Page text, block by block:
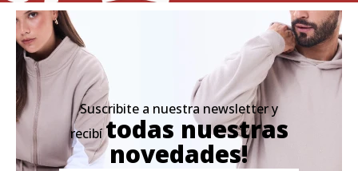
Suscribite a nuestra newsletter y
recibítodas nuestras
novedades!